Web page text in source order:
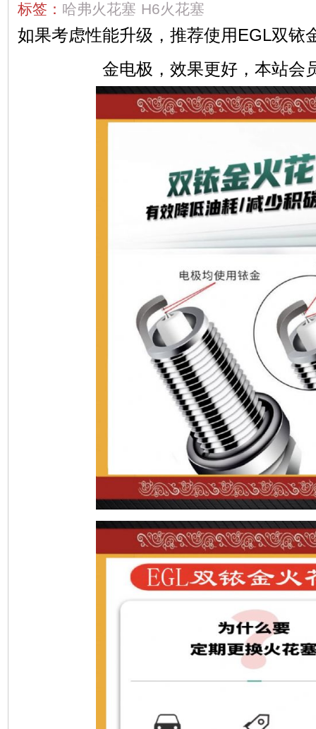
标签： 哈弗火花塞 H6火花塞
如果考虑性能升级，推荐使用EGL双铱
金电极，效果更好，本站会